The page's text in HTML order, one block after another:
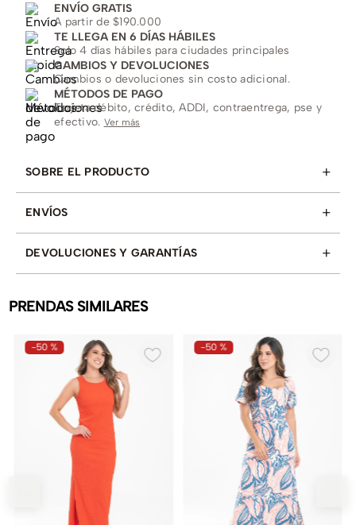
ENVÍO GRATIS
A partir de $190.000
TE LLEGA EN 6 DÍAS HÁBILES
Solo 4 días hábiles para ciudades principales
CAMBIOS Y DEVOLUCIONES
Cambios o devoluciones sin costo adicional.
MÉTODOS DE PAGO
Tarjeta débito, crédito, ADDI, contraentrega, pse y
efectivo. Ver más
SOBRE EL PRODUCTO +
ENVÍOS +
DEVOLUCIONES Y GARANTÍAS +
PRENDAS SIMILARES
-50 % -50 %